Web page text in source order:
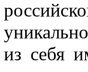
из себя